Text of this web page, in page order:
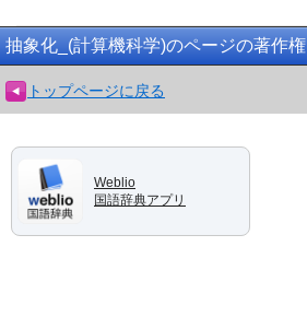
抽象化_(計算機科学)のページの著作権
トップページに戻る
Weblio
国語辞典アプリ